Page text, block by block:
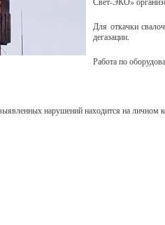
Для откачки
дегазации.
Работа по
нарушений находится на личном